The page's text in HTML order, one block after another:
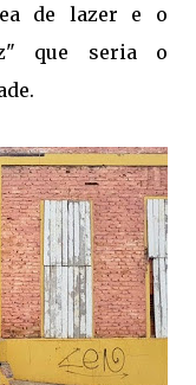
de lazer e o
que seria o